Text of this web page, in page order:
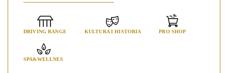
DRIVING RANGE KULTURA I HISTORIA PRO SHOP
SPA&WELLNES